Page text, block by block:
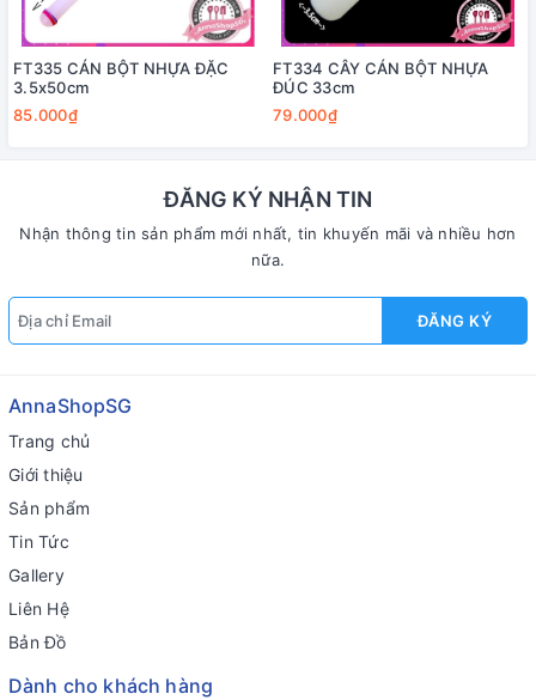
FT335 CÁN BỘT NHỰA ĐẶC
3.5x50cm
85.000₫
FT334 CÂY CÁN BỘT NHỰA
ĐÚC 33cm
79.000₫
ĐĂNG KÝ NHẬN TIN
Nhận thông tin sản phẩm mới nhất, tin khuyến mãi và nhiều hơn
nữa.
ĐĂNG KÝ
AnnaShopSG
Trang chủ
Giới thiệu
Sản phẩm
Tin Tức
Gallery
Liên Hệ
Bản Đồ
Dành cho khách hàng